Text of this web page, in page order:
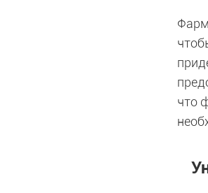
что